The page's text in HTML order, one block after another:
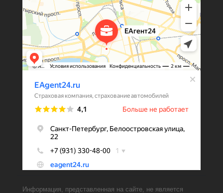
Информация, представленная на сайте, не является